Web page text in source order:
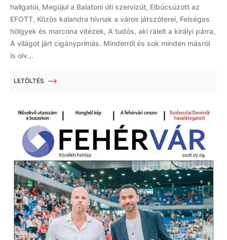
hallgatói, Megújul a Balatoni úti szervizút, Elbúcsúzott az
EFOTT, Közös kalandra hívnak a város játszóterei, Felséges
hölgyek és marcona vitézek, A tudós, aki rálelt a királyi párra,
A világot járt cigányprímás. Minderről és sok minden másról
is olv...
LETÖLTÉS